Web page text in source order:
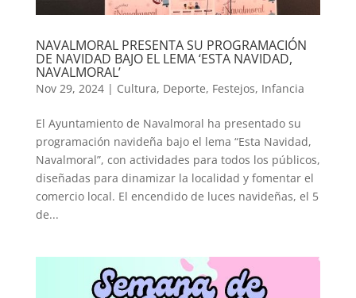
NAVALMORAL PRESENTA SU PROGRAMACIÓN
DE NAVIDAD BAJO EL LEMA ‘ESTA NAVIDAD,
NAVALMORAL’
Nov 29, 2024| Cultura, Deporte, Festejos, Infancia
El Ayuntamiento de Navalmoral ha presentado su
programación navideña bajo el lema “Esta Navidad,
Navalmoral”, con actividades para todos los públicos,
diseñadas para dinamizar la localidad y fomentar el
comercio local. El encendido de luces navideñas, el 5
de...